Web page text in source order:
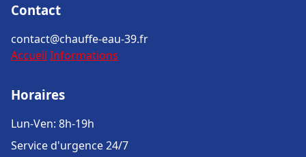
Contact
contact@chauffe-eau-39.fr
Accueil Informations
Horaires
Lun-Ven: 8h-19h
Service d'urgence 24/7